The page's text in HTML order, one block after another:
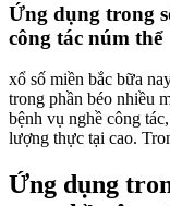
Ứng dụng trong
công tác núm thể
xổ số miền bắc bữa
trong phần béo nhiều
bệnh vụ nghề công
lượng thực tại cao.
Ứng dụng